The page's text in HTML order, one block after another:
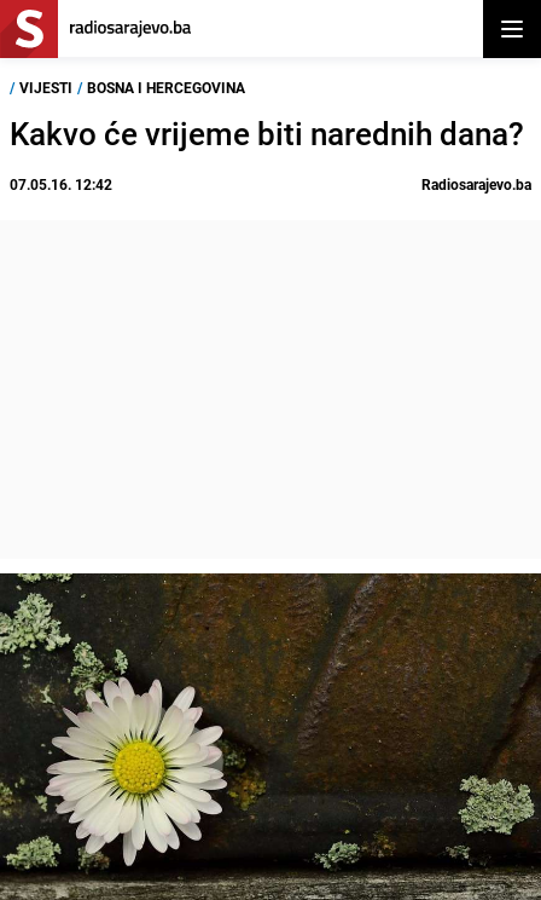
/ VIJESTI / BOSNA I HERCEGOVINA
Kakvo će vrijeme biti narednih dana?
07.05.16. 12:42 Radiosarajevo.ba